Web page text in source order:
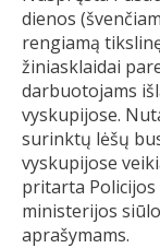
dienos
rengiamą
žiniasklaidai
darbuotojams
vyskupijose.
surinktų lėšų
vyskupijose
pritarta
ministerijos
aprašymams.